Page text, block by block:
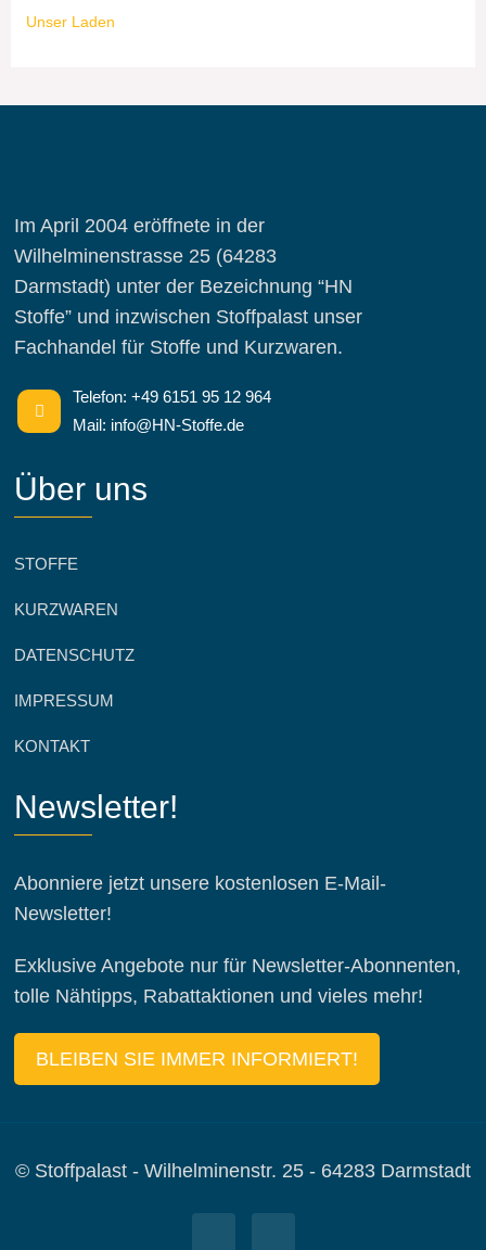
Unser Laden
Im April 2004 eröffnete in der
Wilhelminenstrasse 25 (64283
Darmstadt) unter der Bezeichnung “HN
Stoffe” und inzwischen Stoffpalast unser
Fachhandel für Stoffe und Kurzwaren.
Telefon: +49 6151 95 12 964
Mail: info@HN-Stoffe.de
Über uns
STOFFE
KURZWAREN
DATENSCHUTZ
IMPRESSUM
KONTAKT
Newsletter!
Abonniere jetzt unsere kostenlosen E-Mail-
Newsletter!
Exklusive Angebote nur für Newsletter-Abonnenten,
tolle Nähtipps, Rabattaktionen und vieles mehr!
BLEIBEN SIE IMMER INFORMIERT!
© Stoffpalast - Wilhelminenstr. 25 - 64283 Darmstadt